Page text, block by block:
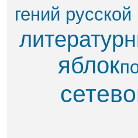
гений русской
яблок​